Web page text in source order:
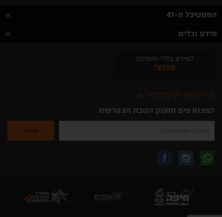
הפסטיבל ה-41
מידע וכלים
למידע כללי ותמיכה
*9300
הירשמו לניוזלטר
למצטרפים תוענק הטבת הצטרפות
להזין
שלך
לקבלת
באינסטגרם
עקבו
בפייסבוק